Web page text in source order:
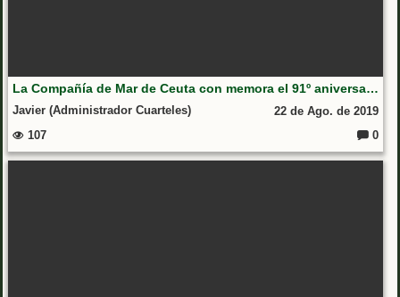
La Compañía de Mar de Ceuta con memora el 91º aniversario de la Medalla Naval
Javier (Administrador Cuarteles)
22 de Ago. de 2019
107
0